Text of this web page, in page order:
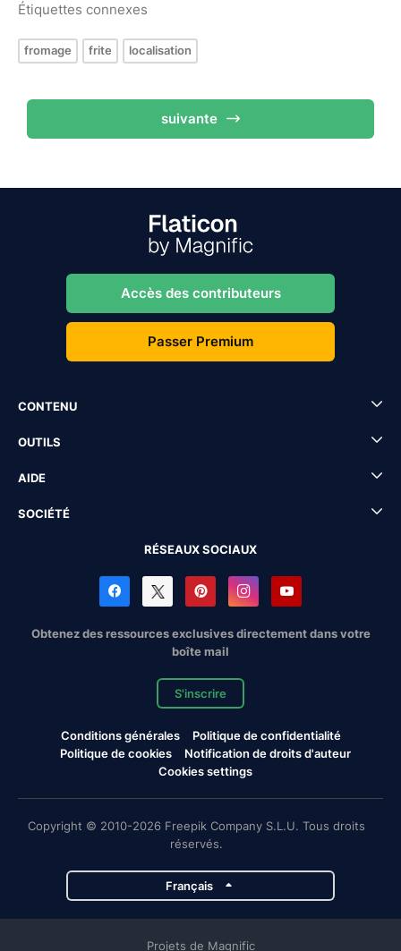
Étiquettes connexes
fromage frite localisation
suivante
Accès des contributeurs
Passer Premium
CONTENU
OUTILS
AIDE
SOCIÉTÉ
RÉSEAUX SOCIAUX
Obtenez des ressources exclusives directement dans votre
boîte mail
S'inscrire
Conditions générales
Politique de confidentialité
Politique de cookies
Notification de droits d'auteur
Cookies settings
Copyright © 2010-2026 Freepik Company S.L.U. Tous droits
réservés.
Français
Projets de Magnific